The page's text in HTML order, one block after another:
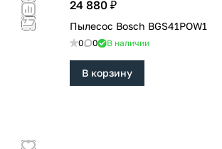
24 880 ₽
Пылесос Bosch BGS41POW1
0 0 В наличии
В корзину